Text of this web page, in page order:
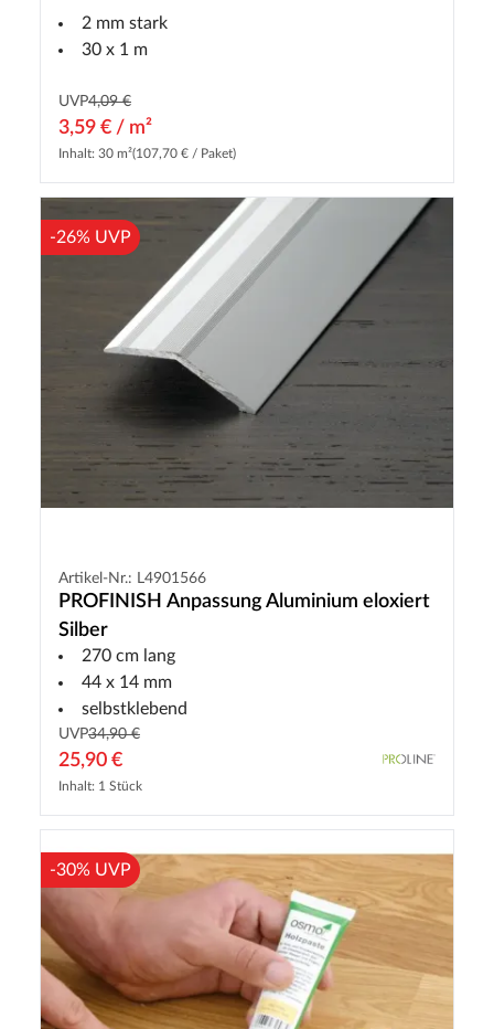
2 mm stark
30 x 1 m
UVP4,09 €
3,59 € / m²
Inhalt: 30 m²(107,70 € / Paket)
-26% UVP
Artikel-Nr.: L4901566
PROFINISH Anpassung Aluminium eloxiert
Silber
270 cm lang
44 x 14 mm
selbstklebend
UVP34,90 €
25,90 €
Inhalt: 1 Stück
-30% UVP